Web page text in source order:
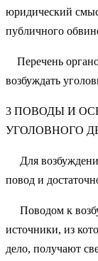
юридический
публичного
Перечень
возбуждать
3 ПОВОДЫ И
УГОЛОВНОГО
Для
повод и
Поводом к
источники, из
дело, получают